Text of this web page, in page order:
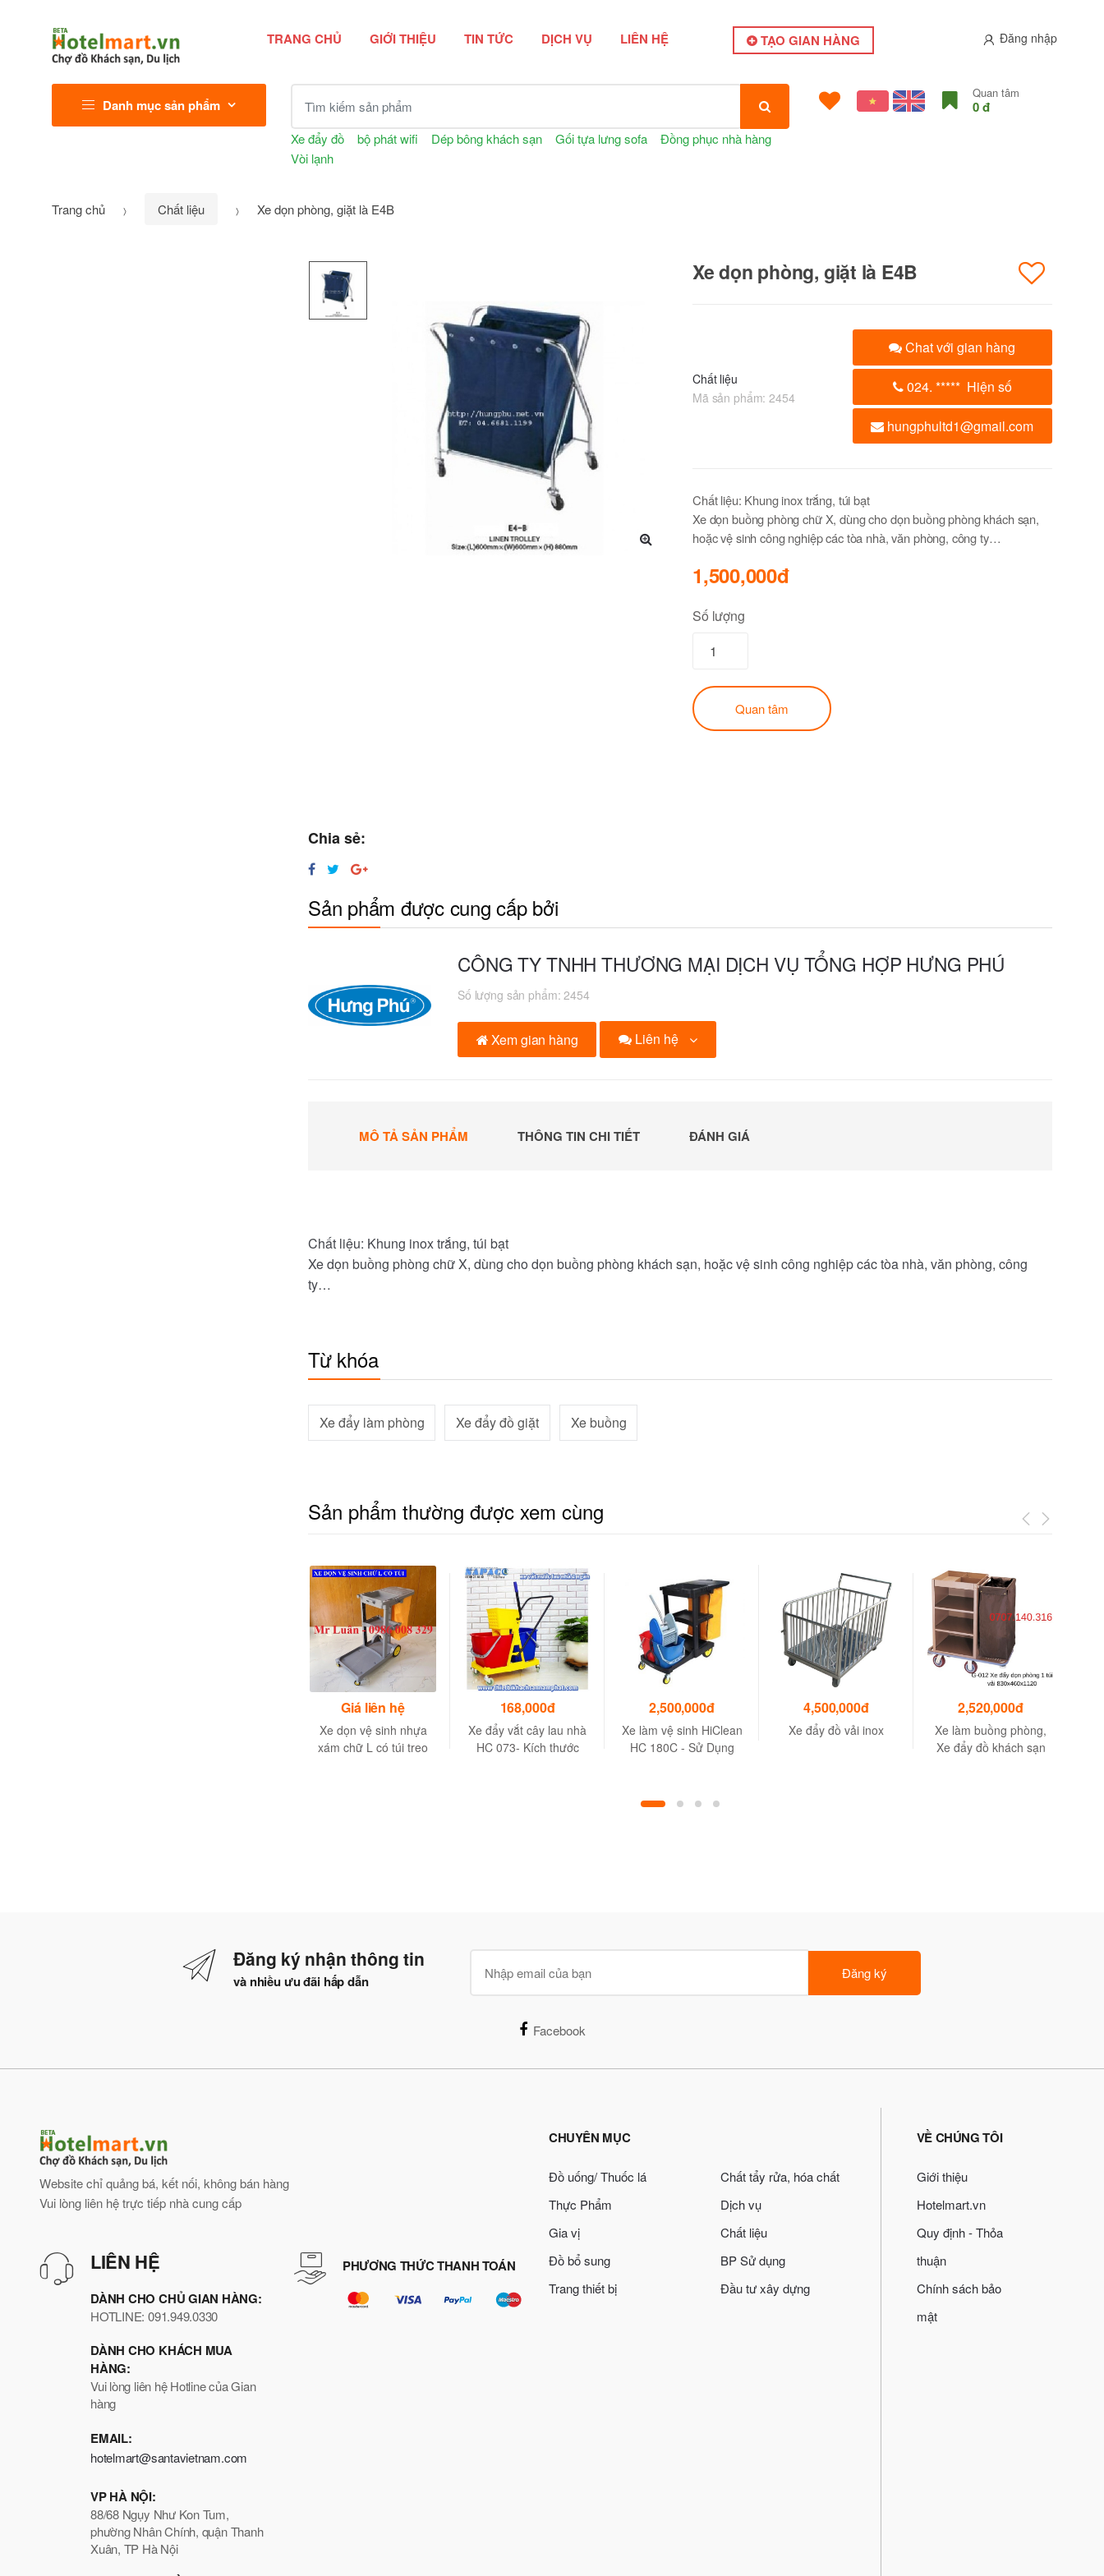
TRANG CHỦ GIỚI THIỆU TIN TỨC DỊCH VỤ LIÊN HỆ TẠO GIAN HÀNG Đăng nhập
Danh mục sản phẩm
Xe đẩy đồ bộ phát wifi Dép bông khách sạn Gối tựa lưng sofa
Đồng phục nhà hàng
Vòi lạnh
Quan tâm
0 đ
Trang chủ Chất liệu Xe dọn phòng, giặt là E4B
Xe dọn phòng, giặt là E4B
Chất liệu
Mã sản phẩm: 2454
Chat với gian hàng
024. ***** Hiện số
hungphultd1@gmail.com
Chất liệu: Khung inox trắng, túi bạt
Xe dọn buồng phòng chữ X, dùng cho dọn buồng phòng khách sạn,
hoặc vệ sinh công nghiệp các tòa nhà, văn phòng, công ty…
1,500,000đ
Số lượng
Quan tâm
Chia sẻ:
Sản phẩm được cung cấp bởi
CÔNG TY TNHH THƯƠNG MẠI DỊCH VỤ TỔNG HỢP HƯNG PHÚ
Số lượng sản phẩm: 2454
Xem gian hàng Liên hệ
MÔ TẢ SẢN PHẨM THÔNG TIN CHI TIẾT ĐÁNH GIÁ
Chất liệu: Khung inox trắng, túi bạt
Xe dọn buồng phòng chữ X, dùng cho dọn buồng phòng khách sạn, hoặc vệ sinh công nghiệp các tòa nhà, văn phòng, công
ty…
Từ khóa
Xe đẩy làm phòng Xe đẩy đồ giặt Xe buồng
Sản phẩm thường được xem cùng
Giá liên hệ
Xe dọn vệ sinh nhựa
xám chữ L có túi treo
168,000đ
Xe đẩy vắt cây lau nhà
HC 073- Kích thước
2,500,000đ
Xe làm vệ sinh HiClean
HC 180C - Sử Dụng
…
4,500,000đ
Xe đẩy đồ vải inox
2,520,000đ
Xe làm buồng phòng,
Xe đẩy đồ khách sạn
Đăng ký nhận thông tin
và nhiều ưu đãi hấp dẫn Đăng ký
Facebook
Website chỉ quảng bá, kết nối, không bán hàng
Vui lòng liên hệ trực tiếp nhà cung cấp
LIÊN HỆ
DÀNH CHO CHỦ GIAN HÀNG:
HOTLINE: 091.949.0330
DÀNH CHO KHÁCH MUA
HÀNG:
Vui lòng liên hệ Hotline của Gian
hàng
EMAIL:
hotelmart@santavietnam.com
VP HÀ NỘI:
88/68 Ngụy Như Kon Tum,
phường Nhân Chính, quận Thanh
Xuân, TP Hà Nội
PHƯƠNG THỨC THANH TOÁN
CHUYÊN MỤC
Đồ uống/ Thuốc lá
Thực Phẩm
Gia vị
Đồ bổ sung
Trang thiết bị
Chất tẩy rửa, hóa chất
Dịch vụ
Chất liệu
BP Sử dụng
Đầu tư xây dựng
VỀ CHÚNG TÔI
Giới thiệu
Hotelmart.vn
Quy định - Thỏa
thuận
Chính sách bảo
mật